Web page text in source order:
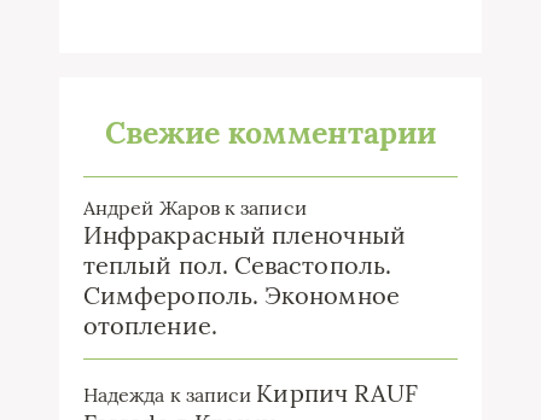
Свежие комментарии
Андрей Жаровк записи
Инфракрасный пленочный
теплый пол. Севастополь.
Симферополь. Экономное
отопление.
Надежда к записи Кирпич RAUF